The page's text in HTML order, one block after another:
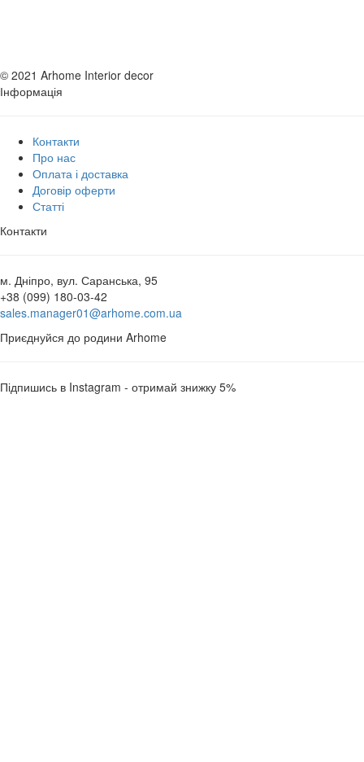
© 2021 Arhome Interior decor
Інформація
Контакти
Про нас
Оплата і доставка
Договір оферти
Статті
Контакти
м. Дніпро, вул. Саранська, 95
+38 (099) 180-03-42
sales.manager01@arhome.com.ua
Приєднуйся до родини Arhome
Підпишись в Instagram - отримай знижку 5%